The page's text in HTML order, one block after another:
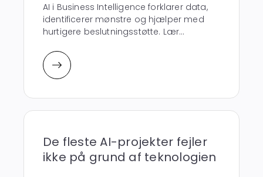
AI i Business Intelligence forklarer data,
identificerer mønstre og hjælper med
hurtigere beslutningsstøtte. Lær...
De fleste AI-projekter fejler
ikke på grund af teknologien